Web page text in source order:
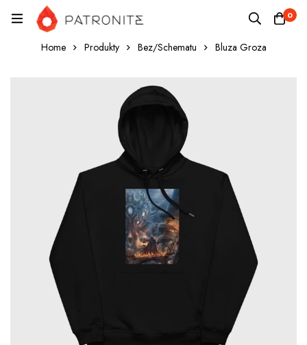
0
Home Produkty Bez/Schematu Bluza Groza